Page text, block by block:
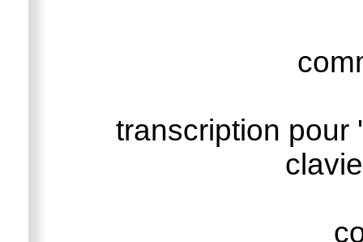
transcription pour